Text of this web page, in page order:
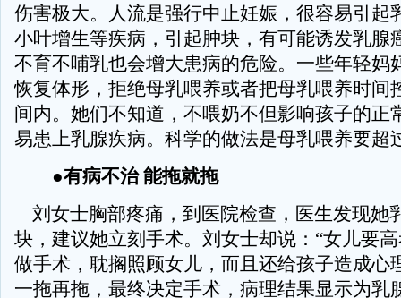
伤害极大。人流是强行中止妊娠，很容易引起
小叶增生等疾病，引起肿块，有可能诱发乳腺
不育不哺乳也会增大患病的危险。一些年轻妈
恢复体形，拒绝母乳喂养或者把母乳喂养时间
间内。她们不知道，不喂奶不但影响孩子的正
易患上乳腺疾病。科学的做法是母乳喂养要超
●有病不治 能拖就拖
刘女士胸部疼痛，到医院检查，医生发现她
块，建议她立刻手术。刘女士却说：“女儿要
做手术，耽搁照顾女儿，而且还给孩子造成心
一拖再拖，最终决定手术，病理结果显示为乳